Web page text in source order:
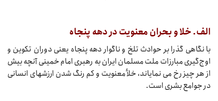
الف. خلا و بحران معنویت در دهه پنجاه
با نگاهی گذرا بر حوادث تلخ و ناگوار دهه پنجاه یعنی دوران تکوین و
اوج‌گیری مبارزات ملت مسلمان ایران به رهبری امام خمینی آنچه بیش
از هر چیز رخ می‌‌‌ نمایاند، خلأ معنویت و کم رنگ شدن ارزشهای انسانی
در جوامع بشری است.